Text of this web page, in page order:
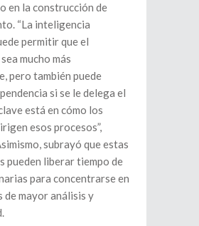
en la construcción de
“La inteligencia
permitir que el
mucho más
pero también puede
si se le delega el
está en cómo los
esos procesos”,
subrayó que estas
pueden liberar tiempo de
para concentrarse en
de mayor análisis y